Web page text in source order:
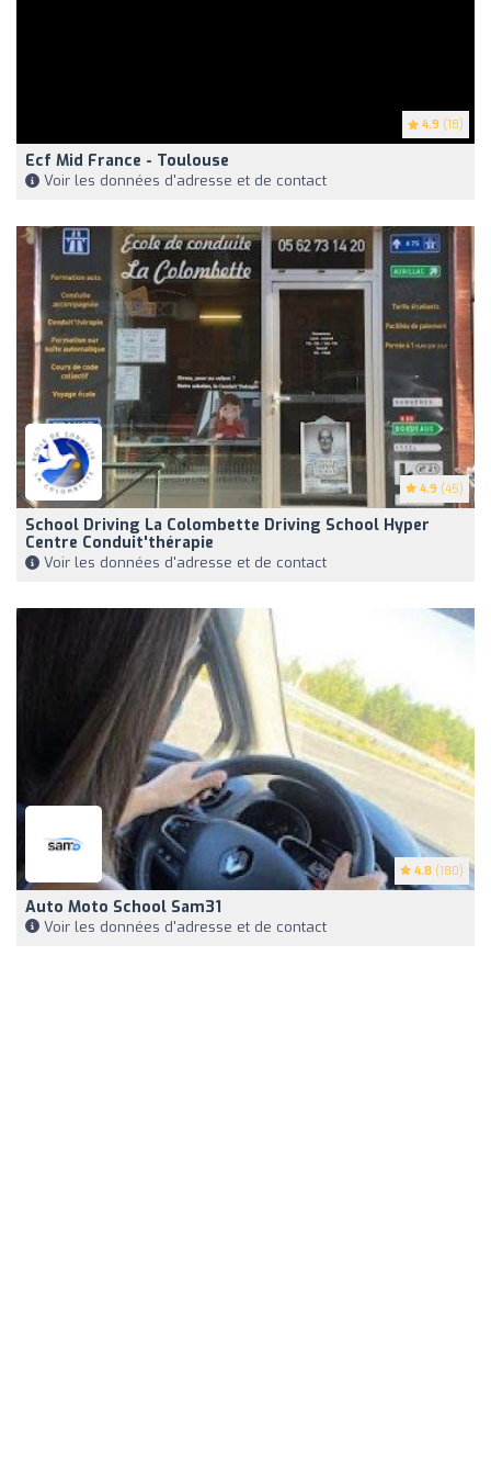
4.9 (18)
Ecf Mid France - Toulouse
Voir les données d'adresse et de contact
4.9 (45)
School Driving La Colombette Driving School Hyper
Centre Conduit'thérapie
Voir les données d'adresse et de contact
4.8 (180)
Auto Moto School Sam31
Voir les données d'adresse et de contact